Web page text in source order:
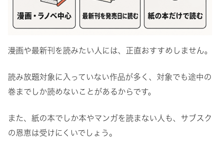
漫画や最新刊を読みたい人には、正直おすすめしません。
読み放題対象に入っていない作品が多く、対象でも途中の
巻までしか読めないことがあるからです。
また、紙の本でしか本やマンガを読まない人も、サブスク
の恩恵は受けにくいでしょう。